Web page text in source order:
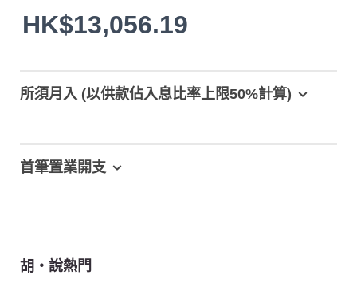
HK$13,056.19
所須月入 (以供款佔入息比率上限50%計算)
首筆置業開支
胡‧說熱門